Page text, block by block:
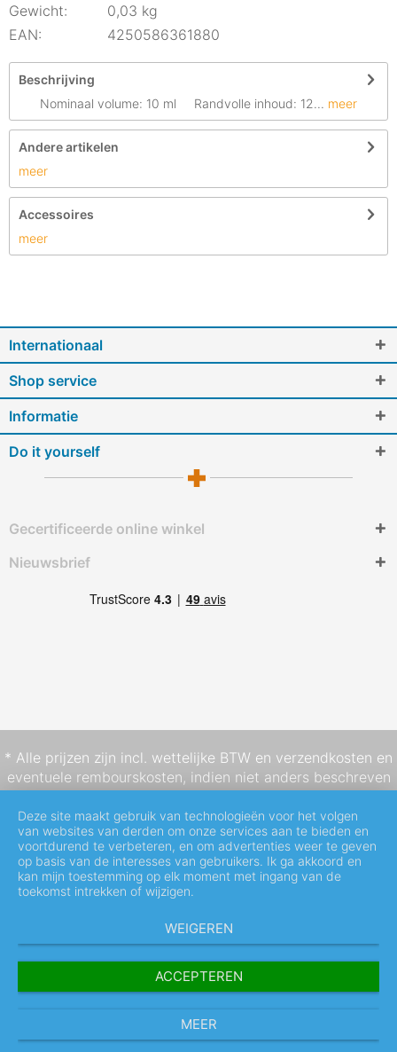
Gewicht:
0,03 kg
EAN:
4250586361880
Beschrijving
Nominaal volume: 10 ml Randvolle inhoud: 12... meer
Andere artikelen
meer
Accessoires
meer
Internationaal
Shop service
Informatie
Do it yourself
Gecertificeerde online winkel
Nieuwsbrief
* Alle prijzen zijn incl. wettelijke BTW en verzendkosten en
eventuele rembourskosten, indien niet anders beschreven
Deze site maakt gebruik van technologieën voor het volgen
van websites van derden om onze services aan te bieden en
voortdurend te verbeteren, en om advertenties weer te geven
op basis van de interesses van gebruikers. Ik ga akkoord en
kan mijn toestemming op elk moment met ingang van de
toekomst intrekken of wijzigen.
WEIGEREN
ACCEPTEREN
MEER